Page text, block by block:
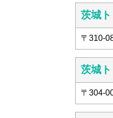
茨城
〒310-
茨城
〒304-